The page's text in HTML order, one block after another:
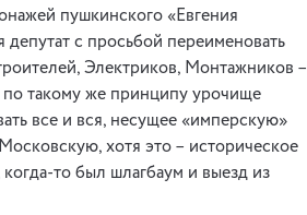
пушкинского «Евгения
с просьбой переименовать
Электриков, Монтажников –
по такому же принципу урочище
все и вся, несущее «имперскую»
хотя это – историческое
когда-то был шлагбаум и выезд из